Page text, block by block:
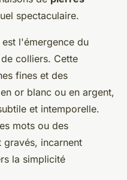
spectaculaire.
l'émergence du
colliers. Cette
fines et des
or blanc ou en argent,
et intemporelle.
mots ou des
gravés, incarnent
la simplicité